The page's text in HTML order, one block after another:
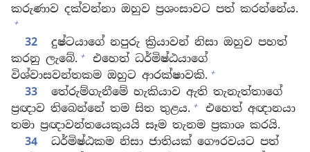
කරුණාව දක්වන්නා ඔහුව ප්‍රශංසාවට පත් කරන්නේය.
+
32
දුෂ්ටයාගේ නපුරු ක්‍රියාවන් නිසා ඔහුව පහත්
කරනු ලැබේ. +
එහෙත් ධර්මිෂ්ඨයාගේ
විශ්වාසවන්තකම ඔහුට ආරක්ෂාවකි. +
33
තේරුම්ගැනීමේ හැකියාව ඇති තැනැත්තාගේ
ප්‍රඥාව තිබෙන්නේ තම සිත තුළය. +
එහෙත් අඥානයා
තමා ප්‍රඥාවන්තයෙකුයයි සෑම තැනම ප්‍රකාශ කරයි.
34
ධර්මිෂ්ඨකම නිසා ජාතියක් ගෞරවයට පත්